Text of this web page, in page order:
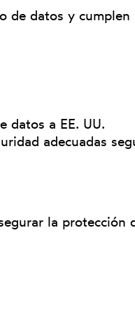
de datos y
datos a EE. UU.
adecuadas
la